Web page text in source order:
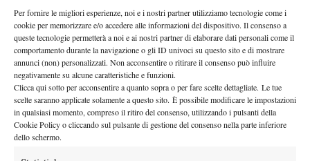
Per fornire le migliori esperienze, noi e i nostri partner utilizziamo tecnologie come i
cookie per memorizzare e/o accedere alle informazioni del dispositivo. Il consenso a
queste tecnologie permetterà a noi e ai nostri partner di elaborare dati personali come il
comportamento durante la navigazione o gli ID univoci su questo sito e di mostrare
annunci (non) personalizzati. Non acconsentire o ritirare il consenso può influire
negativamente su alcune caratteristiche e funzioni.
Clicca qui sotto per acconsentire a quanto sopra o per fare scelte dettagliate. Le tue
scelte saranno applicate solamente a questo sito. È possibile modificare le impostazioni
in qualsiasi momento, compreso il ritiro del consenso, utilizzando i pulsanti della
Cookie Policy o cliccando sul pulsante di gestione del consenso nella parte inferiore
dello schermo.
s.l.m), ma a Pune, la palla, quando non colpita centralmente, si fa
fatica a gestirla e il rischio che “voli” e si perda il controllo della
stessa è consistente.
Il campo di partecipazione non è di prim’ordine – la testa di serie
numero uno è Aslan Karatsev, mentre l’ultimo ad entrare di
diritto in main draw è Aleksander Vukic(N°156 ATP – e per
questa ragione potrebbe questo evento rappresentare una ghiotta
chance per gli azzurri impegnati.